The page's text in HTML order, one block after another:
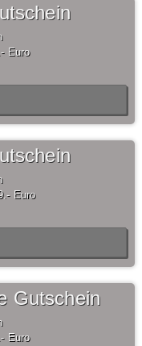
Euro
Euro
Gutschein
Euro